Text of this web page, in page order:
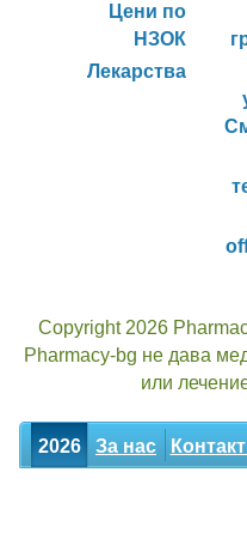
Цени по
НЗОК
Лекарства
Copyright 2026
Pharmacy-bg не дава
или
2026 За нас